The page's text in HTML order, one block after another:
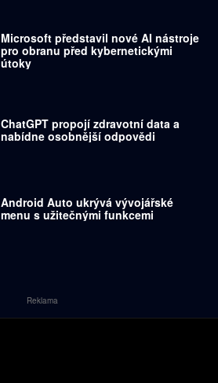
Microsoft představil nové AI nástroje
pro obranu před kybernetickými
útoky
ChatGPT propojí zdravotní data a
nabídne osobnější odpovědi
Android Auto ukrývá vývojářské
menu s užitečnými funkcemi
Reklama